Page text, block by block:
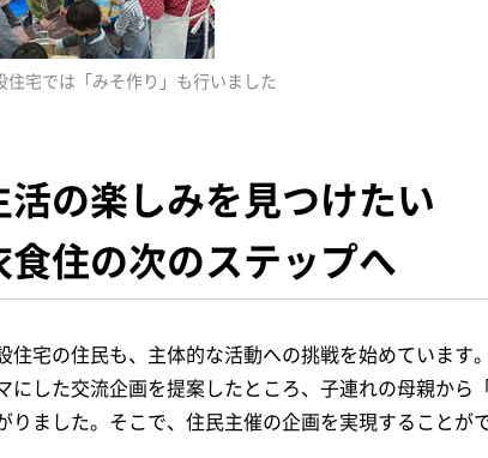
住宅では「みそ作り」も行いました
活の楽しみを見つけたい
食住の次のステップへ
住宅の住民も、主体的な活動への挑戦を始めています
にした交流企画を提案したところ、子連れの母親から
りました。そこで、住民主催の企画を実現することが